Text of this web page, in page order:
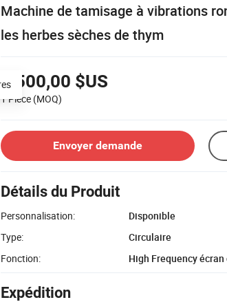
Machine de tamisage à vibrations
les herbes sèches de thym
1 500,00 $US
1 Pièce (MOQ)
Envoyer demande
Détails du Produit
Personnalisation:
Disponible
Type:
Circulaire
Fonction:
High Frequency
Expédition